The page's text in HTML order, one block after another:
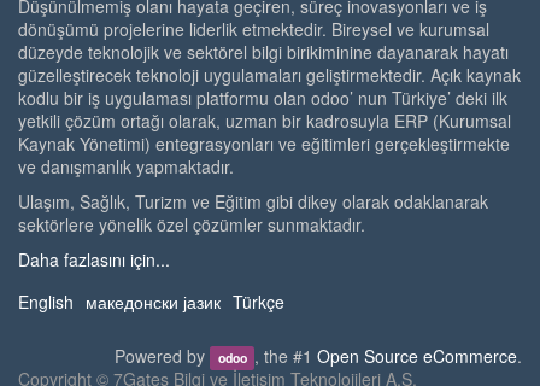
Düşünülmemiş olanı hayata geçiren, süreç inovasyonları ve iş
dönüşümü projelerine liderlik etmektedir. Bireysel ve kurumsal
düzeyde teknolojik ve sektörel bilgi birikiminine dayanarak hayatı
güzelleştirecek teknoloji uygulamaları geliştirmektedir. Açık kaynak
kodlu bir iş uygulaması platformu olan odoo’ nun Türkiye’ deki ilk
yetkili çözüm ortağı olarak, uzman bir kadrosuyla ERP (Kurumsal
Kaynak Yönetimi) entegrasyonları ve eğitimleri gerçekleştirmekte
ve danışmanlık yapmaktadır.
Ulaşım, Sağlık, Turizm ve Eğitim gibi dikey olarak odaklanarak
sektörlere yönelik özel çözümler sunmaktadır.
Daha fazlasını için...
English македонски јазик Türkçe
Powered by odoo , the #1 Open Source eCommerce.
Copyright © 7Gates Bilgi ve İletişim Teknolojileri A.Ş.